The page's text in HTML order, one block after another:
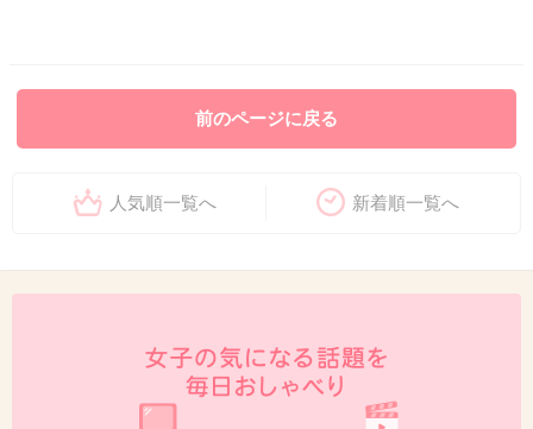
前のページに戻る
人気順一覧へ 新着順一覧へ